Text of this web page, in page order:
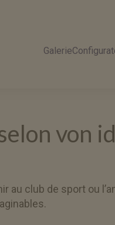
Galerie
von
au club de sport ou